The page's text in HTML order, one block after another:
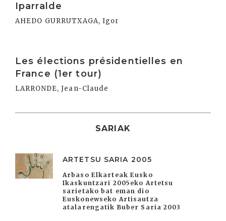
Iparralde
AHEDO GURRUTXAGA, Igor
Les élections présidentielles en
France (1er tour)
LARRONDE, Jean-Claude
SARIAK
ARTETSU SARIA 2005
Arbaso Elkarteak Eusko
Ikaskuntzari 2005eko Artetsu
sarietako bat eman dio
Euskonewseko Artisautza
atalarengatik Buber Saria 2003